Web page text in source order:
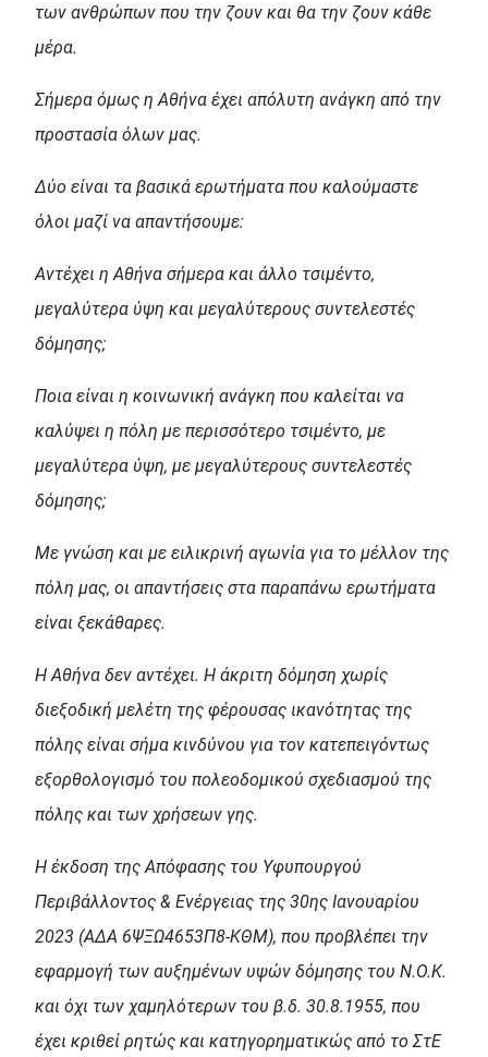
των ανθρώπων που την ζουν και θα την ζουν κάθε
μέρα.
Σήμερα όμως η Αθήνα έχει απόλυτη ανάγκη από την
προστασία όλων μας.
Δύο είναι τα βασικά ερωτήματα που καλούμαστε
όλοι μαζί να απαντήσουμε:
Αντέχει η Αθήνα σήμερα και άλλο τσιμέντο,
μεγαλύτερα ύψη και μεγαλύτερους συντελεστές
δόμησης;
Ποια είναι η κοινωνική ανάγκη που καλείται να
καλύψει η πόλη με περισσότερο τσιμέντο, με
μεγαλύτερα ύψη, με μεγαλύτερους συντελεστές
δόμησης;
Με γνώση και με ειλικρινή αγωνία για το μέλλον της
πόλη μας, οι απαντήσεις στα παραπάνω ερωτήματα
είναι ξεκάθαρες.
Η Αθήνα δεν αντέχει. H άκριτη δόμηση χωρίς
διεξοδική μελέτη της φέρουσας ικανότητας της
πόλης είναι σήμα κινδύνου για τον κατεπειγόντως
εξορθολογισμό του πολεοδομικού σχεδιασμού της
πόλης και των χρήσεων γης.
Η έκδοση της Απόφασης του Υφυπουργού
Περιβάλλοντος & Ενέργειας της 30ης Ιανουαρίου
2023 (ΑΔΑ 6ΨΞΩ4653Π8-ΚΘΜ), που προβλέπει την
εφαρμογή των αυξημένων υψών δόμησης του Ν.Ο.Κ.
και όχι των χαμηλότερων του β.δ. 30.8.1955, που
έχει κριθεί ρητώς και κατηγορηματικώς από το ΣτΕ